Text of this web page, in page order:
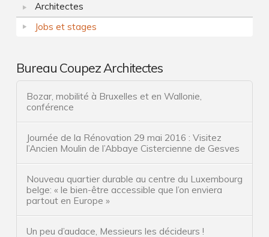
Expertise
Construction neuve
Patrimoine
Collectif
Expertise
Architecte conseil
Architectes
Jobs et stages
Bureau Coupez Architectes
Bozar, mobilité à Bruxelles et en Wallonie,
conférence
Journée de la Rénovation 29 mai 2016 : Visitez
l’Ancien Moulin de l’Abbaye Cistercienne de Gesves
Nouveau quartier durable au centre du Luxembourg
belge: « le bien-être accessible que l’on enviera
partout en Europe »
Un peu d’audace, Messieurs les décideurs !